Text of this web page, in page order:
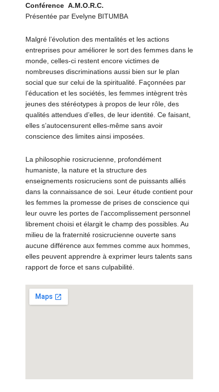
Conférence A.M.O.R.C.
Présentée par Evelyne BITUMBA
Malgré l’évolution des mentalités et les actions
entreprises pour améliorer le sort des femmes dans le
monde, celles-ci restent encore victimes de
nombreuses discriminations aussi bien sur le plan
social que sur celui de la spiritualité. Façonnées par
l’éducation et les sociétés, les femmes intègrent très
jeunes des stéréotypes à propos de leur rôle, des
qualités attendues d’elles, de leur identité. Ce faisant,
elles s’autocensurent elles-même sans avoir
conscience des limites ainsi imposées.
La philosophie rosicrucienne, profondément
humaniste, la nature et la structure des
enseignements rosicruciens sont de puissants alliés
dans la connaissance de soi. Leur étude contient pour
les femmes la promesse de prises de conscience qui
leur ouvre les portes de l’accomplissement personnel
librement choisi et élargit le champ des possibles. Au
milieu de la fraternité rosicrucienne ouverte sans
aucune différence aux femmes comme aux hommes,
elles peuvent apprendre à exprimer leurs talents sans
rapport de force et sans culpabilité.